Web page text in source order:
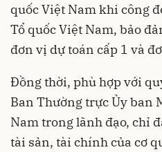
quốc Việt Nam khi công
Tổ quốc Việt Nam, bảo
đơn vị dự toán cấp 1 và
Đồng thời, phù hợp với
Ban Thường trực Ủy ban
Nam trong lãnh đạo, chỉ
tài sản, tài chính của cơ